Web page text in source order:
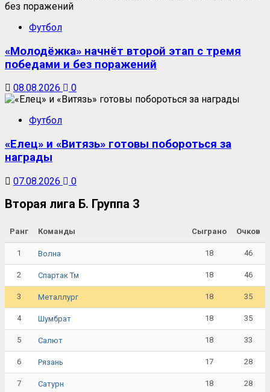
Футбол
«Молодёжка» начнёт второй этап с тремя
победами и без поражений
08.08.2026 0
Футбол
«Елец» и «Витязь» готовы побороться за
награды
07.08.2026 0
Вторая лига Б. Группа 3
Ранг Команды Сыграно Очков
1 Волна 18 46
2 Спартак Тм 18 46
3 Металлург 18 35
4 Шумбрат 18 35
5 Салют 18 33
6 Рязань 17 28
7 Сатурн 18 28